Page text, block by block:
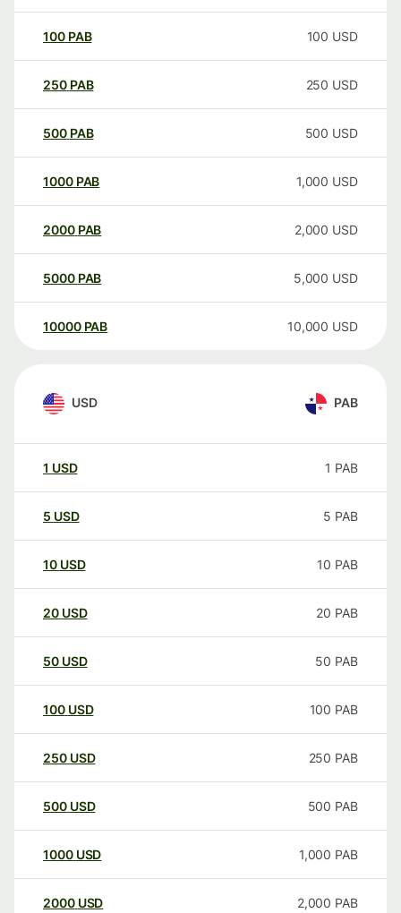
100 PAB 100 USD
250 PAB 250 USD
500 PAB 500 USD
1000 PAB 1,000 USD
2000 PAB 2,000 USD
5000 PAB 5,000 USD
10000 PAB 10,000 USD
USD PAB
1 USD 1 PAB
5 USD 5 PAB
10 USD 10 PAB
20 USD 20 PAB
50 USD 50 PAB
100 USD 100 PAB
250 USD 250 PAB
500 USD 500 PAB
1000 USD 1,000 PAB
2000 USD 2,000 PAB